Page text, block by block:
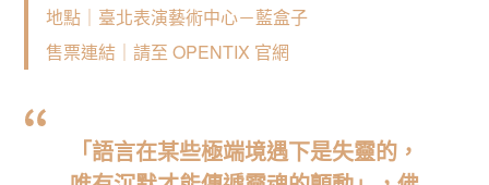
地點｜臺北表演藝術中心－藍盒子
售票連結｜請至 OPENTIX 官網
「語言在某些極端境遇下是失靈的，